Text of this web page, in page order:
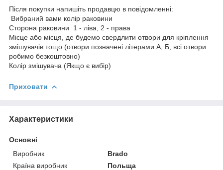
Після покупки напишіть продавцю в повідомленні:
Вибраний вами колір раковини
Сторона раковини 1 - ліва, 2 - права
Місце або місця, де будемо свердлити отвори для кріплення
змішувачів тощо (отвори позначені літерами А, Б, всі отвори
робимо безкоштовно)
Колір змішувача (Якщо є вибір)
Приховати
Характеристики
Основні
Виробник
Brado
Країна виробник
Польща